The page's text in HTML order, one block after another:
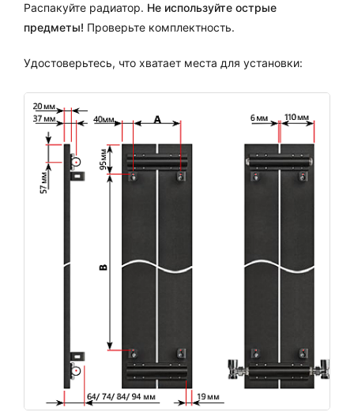
Распакуйте радиатор. Не используйте острые
предметы! Проверьте комплектность.
Удостоверьтесь, что хватает места для установки: